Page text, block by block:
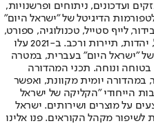
ועדכונים, ניתוחים ופרשנויות,
הדיגיטל של "ישראל היום"
לייף סטייל, טכנולוגיה, ספורט,
כלכלה וצרכנות, בריאות, חיילים, אוכל, יהדות, תיירות ורכב. ב-2021 עלו
"ישראל היום" בעברית, במטרה
בטוחה ונוחה. תכני המהדורה
במהדורה יומית מקוונת, ואפשר
הייחודי "הקליקה של ישראל
על מוצרים ושירותים. ישראל
לשיפור מקהל הקוראים. פנו אלינו